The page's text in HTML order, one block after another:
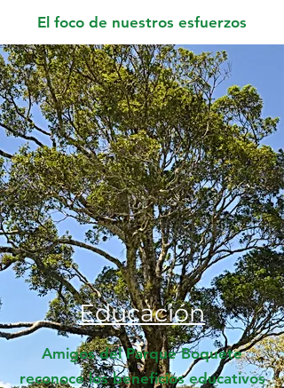
El foco de nuestros esfuerzos
Educación
Amigos del Parque Boquete
reconoce los beneficios educativos